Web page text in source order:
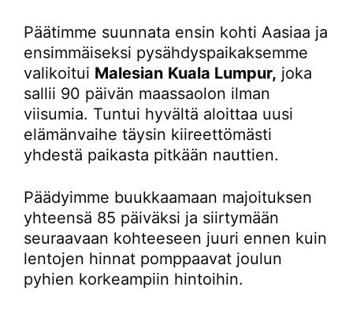
Päätimme suunnata ensin kohti Aasiaa ja
ensimmäiseksi pysähdyspaikaksemme
valikoitui Malesian Kuala Lumpur, joka
sallii 90 päivän maassaolon ilman
viisumia. Tuntui hyvältä aloittaa uusi
elämänvaihe täysin kiireettömästi
yhdestä paikasta pitkään nauttien.
Päädyimme buukkaamaan majoituksen
yhteensä 85 päiväksi ja siirtymään
seuraavaan kohteeseen juuri ennen kuin
lentojen hinnat pomppaavat joulun
pyhien korkeampiin hintoihin.